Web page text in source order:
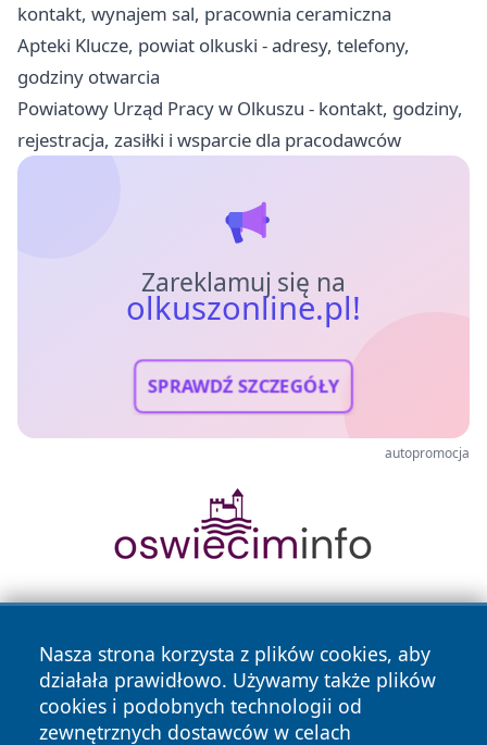
kontakt, wynajem sal, pracownia ceramiczna
Apteki Klucze, powiat olkuski - adresy, telefony,
godziny otwarcia
Powiatowy Urząd Pracy w Olkuszu - kontakt, godziny,
rejestracja, zasiłki i wsparcie dla pracodawców
Zareklamuj się na
olkuszonline.pl!
SPRAWDŹ SZCZEGÓŁY
autopromocja
Nasza strona korzysta z plików cookies, aby
działała prawidłowo. Używamy także plików
cookies i podobnych technologii od
zewnętrznych dostawców w celach
Copyright © 2026 olkuszonline.pl Wszystkie prawa